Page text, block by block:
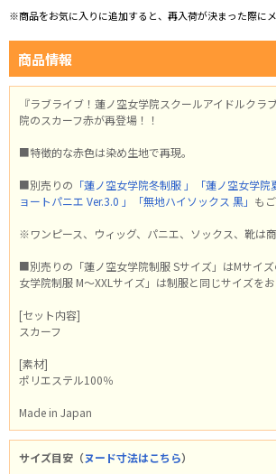
※商品をお気に入りに追加すると、再入荷が決まった際にメ
商品情報
『ラブライブ！蓮ノ空女学院スクールアイドルクラ
院のスカーフ赤が再登場！！
■特徴的な赤色は染め生地で再現。
■別売りの 「蓮ノ空女学院冬制服 」 「蓮ノ空女学院
ョートパニエ Ver.3.0 」
「無地ハイソックス 黒」 も
※ワンピース、ウィッグ、パニエ、ソックス、靴は商
■別売りの「蓮ノ空女学院制服 Sサイズ」はMサイ
女学院制服 M～XXLサイズ」は制服と同じサイズをお
[セット内容]
スカーフ
[素材]
ポリエステル100％
Made in Japan
サイズ目安（ヌード寸法はこちら）